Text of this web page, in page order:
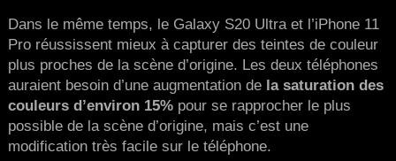
Dans le même temps, le Galaxy S20 Ultra et l’iPhone 11
Pro réussissent mieux à capturer des teintes de couleur
plus proches de la scène d’origine. Les deux téléphones
auraient besoin d’une augmentation dela saturation des
couleurs d’environ 15%pour se rapprocher le plus
possible de la scène d’origine, mais c’est une
modification très facile sur le téléphone.